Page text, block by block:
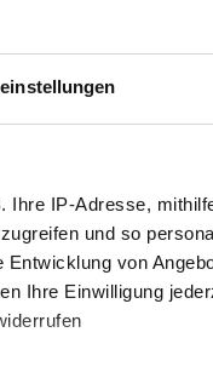
IP-Adresse,
und so
von
Ihre Einwilligung
einen früheren